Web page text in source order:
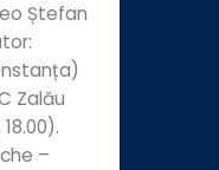
Ștefan
Zalău
–